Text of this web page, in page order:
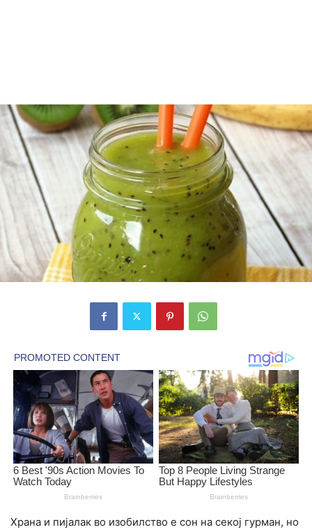
Храна и пијалак во изобилство е сон на секој гурман, но